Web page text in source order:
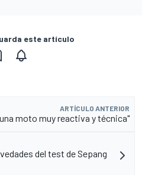
este artículo
ARTÍCULO ANTERIOR
moto muy reactiva y técnica"
del test de Sepang